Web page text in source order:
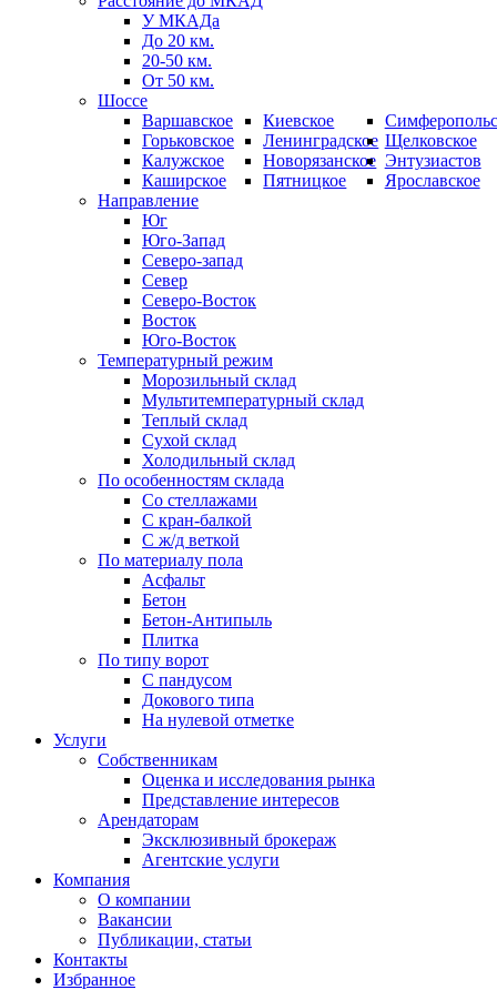
У МКАДа
До 20 км.
20-50 км.
От 50 км.
Шоссе
Варшавское
Горьковское
Калужское
Каширское
Киевское
Ленинградское
Новорязанское
Пятницкое
Щелковское
Энтузиастов
Ярославское
Направление
Юг
Юго-Запад
Северо-запад
Север
Северо-Восток
Восток
Юго-Восток
Температурный режим
Морозильный склад
Мультитемпературный склад
Теплый склад
Сухой склад
Холодильный склад
По особенностям склада
Со стеллажами
С кран-балкой
С ж/д веткой
По материалу пола
Асфальт
Бетон
Бетон-Антипыль
Плитка
По типу ворот
С пандусом
Докового типа
На нулевой отметке
Услуги
Собственникам
Оценка и исследования рынка
Представление интересов
Арендаторам
Эксклюзивный брокераж
Агентские услуги
Компания
О компании
Вакансии
Публикации, статьи
Контакты
Избранное